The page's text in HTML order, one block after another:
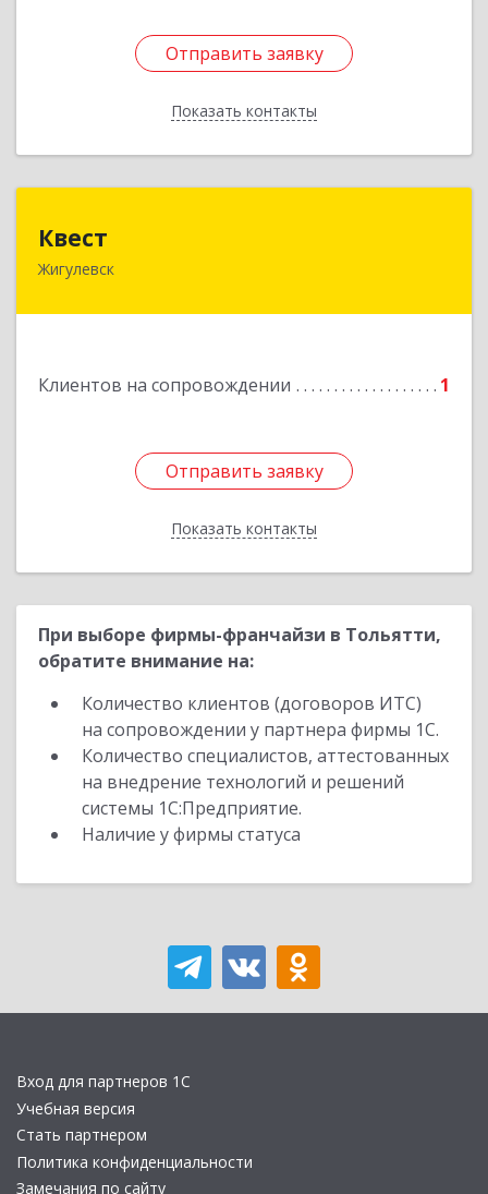
Отправить заявку
Показать контакты
Отправить заявку
Назад
Квест
Жигулевск
Клиентов на сопровождении 1
Отправить заявку
Показать контакты
445350, Самарская обл., Жигулевск, ул.Пушкина,
Отправить заявку
Назад
При выборе фирмы-франчайзи в Тольятти,
обратите внимание на:
Количество клиентов (договоров ИТС)
на сопровождении у партнера фирмы 1С.
Количество специалистов, аттестованных
на внедрение технологий и решений
системы 1С:Предприятие.
Наличие у фирмы статуса
Вход для партнеров 1С
Учебная версия
Стать партнером
Политика конфиденциальности
Замечания по сайту